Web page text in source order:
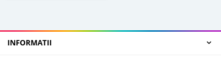
INFORMATII